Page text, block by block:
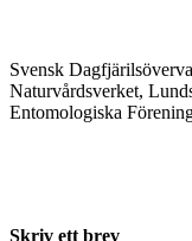
Svensk
Naturvårdsverket,
Entomologiska
Skriv ett brev